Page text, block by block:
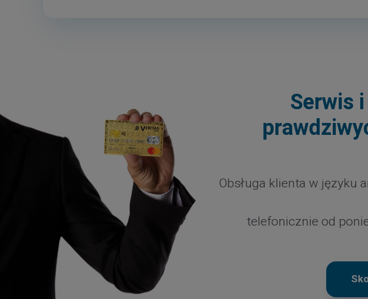
Serwis
Obsługa klienta w języku
telefonicznie od